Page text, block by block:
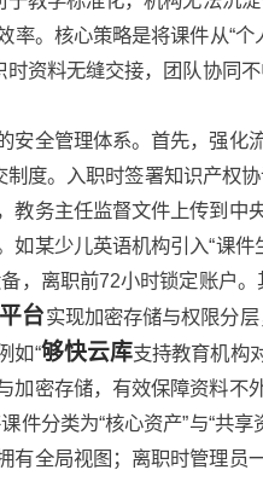
率。核心策略是将课件从“个
时资料无缝交接，团队协同
安全管理体系。首先，强化
制度。入职时签署知识产权
教务主任监督文件上传到中
如某少儿英语机构引入“课件
，离职前72小时锁定账户
台实现加密存储与权限分
如“够快云库支持教育机构
加密存储，有效保障资料不
件分类为“核心资产”与“共享
有全局视图；离职时管理员